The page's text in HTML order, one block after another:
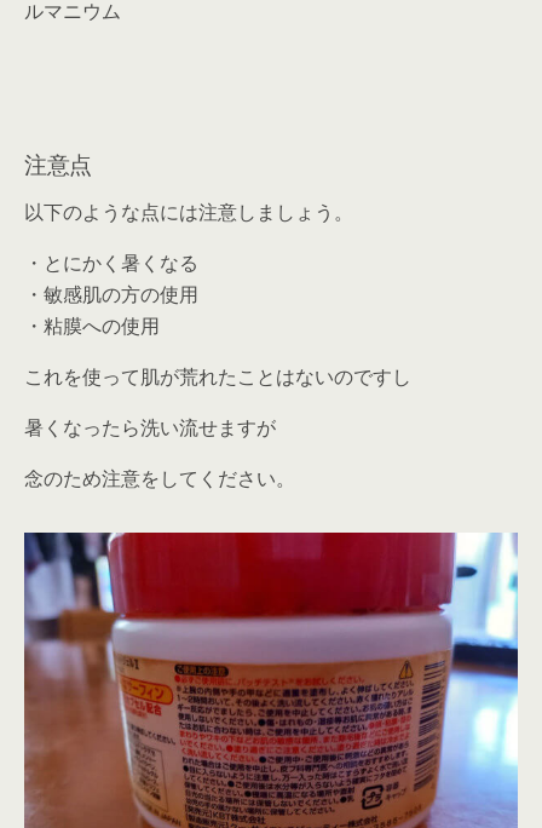
ルマニウム
注意点
以下のような点には注意しましょう。
・とにかく暑くなる
・敏感肌の方の使用
・粘膜への使用
これを使って肌が荒れたことはないのですし
暑くなったら洗い流せますが
念のため注意をしてください。